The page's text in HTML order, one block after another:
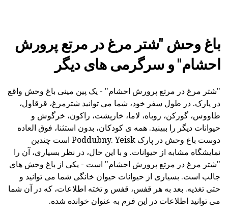
باغ وحش "شتر مرغ در مرتع پرورش
احشام" و سرگرمی های دیگر
"شتر مرغ در مرتع پرورش احشام" - یک پین مینی باغ وحش واقع
در پارک. در طول سفر خود، شما می توانید شترمرغ، قرقاول،
طاووس، گورکن، روباه، لاما، خارپشت، راکون، خرگوش و
حیوانات دیگر را ببینید. همه ی کودکان، بدون استثنا، فوق العاده
دوست باغ وحش در پارک Poddubny. Yeisk است چندین
نمایشگاه مشابه از حیوانات. و با این حال، در نظر بسیاری، آن را
"شتر مرغ در مرتع پرورش احشام" است - یکی از باغ وحش های
جالب است. بسیاری از حیوانات حیوان خانگی شما می توانید و
حتی تغذیه. بعد به هر قفس، قفس و تخته اطلاعات، که در آن شما
می توانید اطلاعات در این فرم به عنوان خوانده شده.